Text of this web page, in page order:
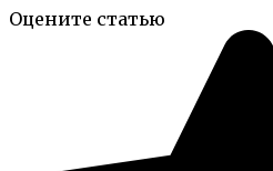
Оцените статью